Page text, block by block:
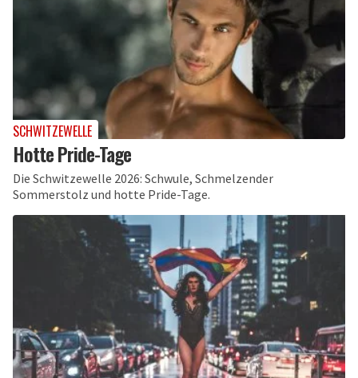
SCHWITZEWELLE
Hotte Pride-Tage
Die Schwitzewelle 2026: Schwule, Schmelzender
Sommerstolz und hotte Pride-Tage.